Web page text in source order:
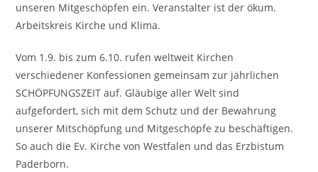
unseren Mitgeschöpfen ein. Veranstalter ist der ökum.
Arbeitskreis Kirche und Klima.
Vom 1.9. bis zum 6.10. rufen weltweit Kirchen
verschiedener Konfessionen gemeinsam zur jährlichen
SCHÖPFUNGSZEIT auf. Gläubige aller Welt sind
aufgefordert, sich mit dem Schutz und der Bewahrung
unserer Mitschöpfung und Mitgeschöpfe zu beschäftigen.
So auch die Ev. Kirche von Westfalen und das Erzbistum
Paderborn.